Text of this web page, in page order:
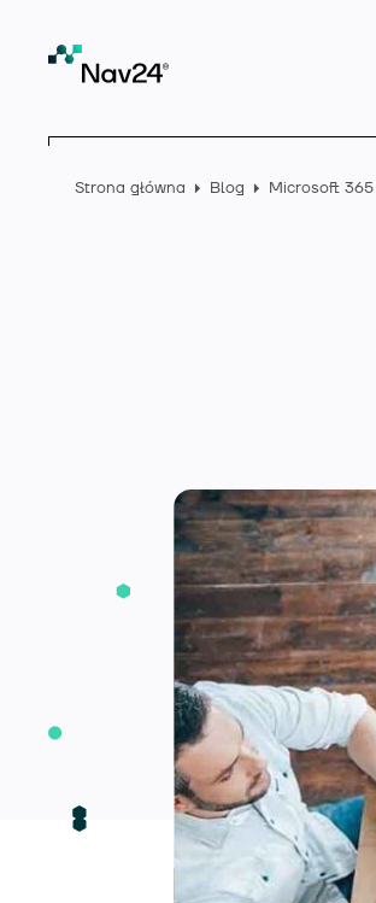
Strona główna Blog Microsoft 365